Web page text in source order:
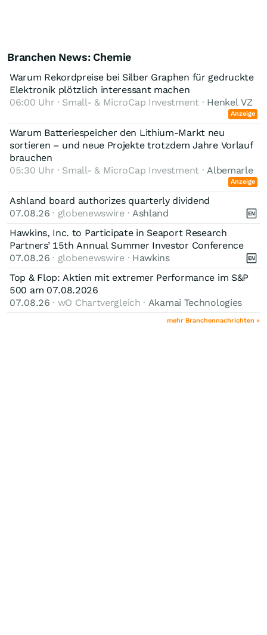
Branchen News: Chemie
Warum Rekordpreise bei Silber Graphen für gedruckte
Elektronik plötzlich interessant machen
06:00 Uhr · Small- & MicroCap Investment · Henkel VZ
Anzeige
Warum Batteriespeicher den Lithium-Markt neu
sortieren – und neue Projekte trotzdem Jahre Vorlauf
brauchen
05:30 Uhr · Small- & MicroCap Investment · Albemarle
Anzeige
Ashland board authorizes quarterly dividend
07.08.26 · globenewswire · Ashland
Hawkins, Inc. to Participate in Seaport Research
Partners’ 15th Annual Summer Investor Conference
07.08.26 · globenewswire · Hawkins
Top & Flop: Aktien mit extremer Performance im S&P
500 am 07.08.2026
07.08.26 · wO Chartvergleich · Akamai Technologies
mehr Branchennachrichten »